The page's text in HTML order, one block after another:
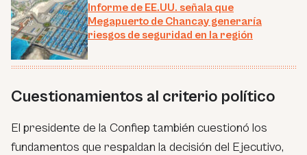
Informe de EE.UU. señala que
Megapuerto de Chancay generaría
riesgos de seguridad en la región
Cuestionamientos al criterio político
El presidente de la Confiep también cuestionó los
fundamentos que respaldan la decisión del Ejecutivo,